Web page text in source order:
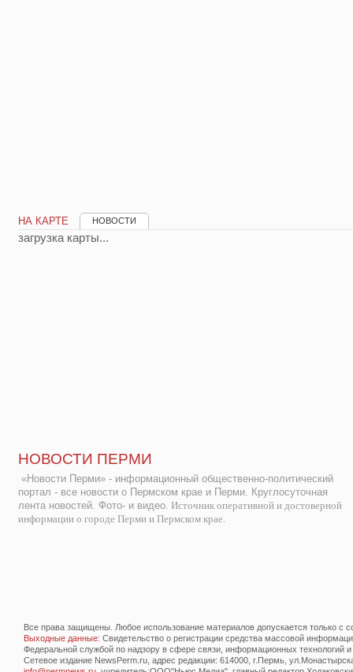
НА КАРТЕ НОВОСТИ
загрузка карты...
НОВОСТИ ПЕРМИ
«Новости Перми» - информационный общественно-политический
портал - все новости о Пермском крае и Перми. Круглосуточная
лента новостей. Фото- и видео. Источник оперативной и достоверной
информации о городе Перми и Пермском крае.
Все права защищены. Любое использование материалов допускается только с
Выходные данные: Свидетельство о регистрации средства массовой
Федеральной службой по надзору в сфере связи, информационных технологий
Сетевое издание NewsPerm.ru, адрес редакции: 614000, г.Пермь,